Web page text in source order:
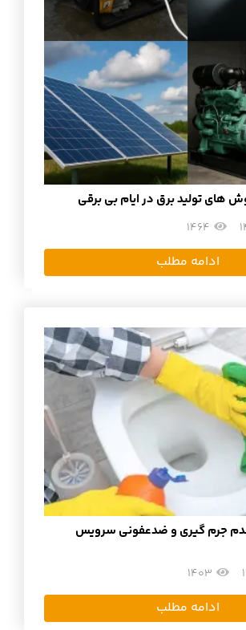
های تولید برق در ایام بی برقی
1464
ادامه مطلب
جرم‌ گیری و ضدعفونی سرویس
1403
ادامه مطلب